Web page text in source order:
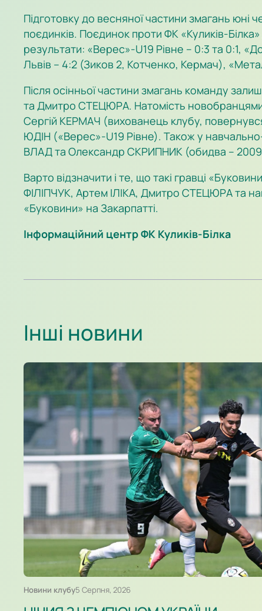
Підготовку до весняної частини змагань юні
поєдинків. Поєдинок проти ФК «Куликів-
результати: «Верес»-U19 Рівне – 0:3 та 0:1,
Львів – 4:2 (Зиков 2, Котченко, Кермач),
Після осінньої частини змагань команду
та Дмитро СТЕЦЮРА. Натомість
Сергій КЕРМАЧ (вихованець клубу,
ЮДІН («Верес»-U19 Рівне). Також у
ВЛАД та Олександр СКРИПНИК (обидва –
Варто відзначити і те, що такі гравці
ФІЛІПЧУК, Артем ІЛІКА, Дмитро СТЕЦЮРА та
«Буковини» на Закарпатті.
Інформаційний центр ФК Куликів-Білка
Інші новини
Новини клубу5 Серпня, 2026